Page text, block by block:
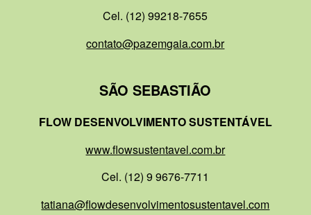
Cel. (12) 99218-7655
contato@pazemgaia.com.br
SÃO SEBASTIÃO
FLOW DESENVOLVIMENTO SUSTENTÁVEL
www.flowsustentavel.com.br
Cel. (12) 9 9676-7711
tatiana@flowdesenvolvimentosustentavel.com